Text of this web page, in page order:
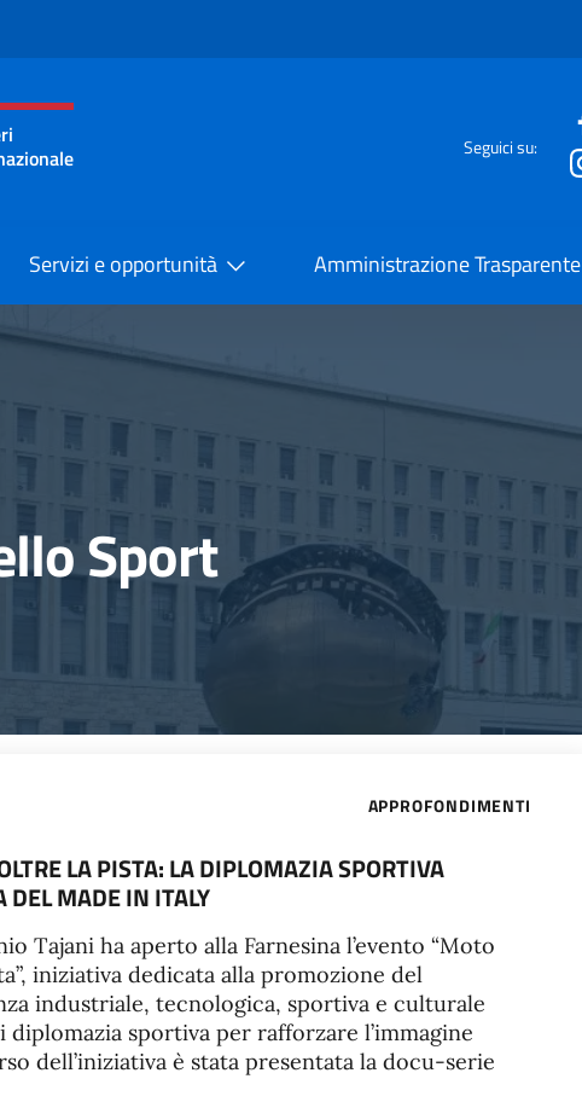
e menù
Seguici su:
Servizi e opportunità Amministrazione Trasparente
Sport
APPROFONDIMENTI
LA PISTA: LA DIPLOMAZIA SPORTIVA
DEL MADE IN ITALY
Tajani ha aperto alla Farnesina l’evento “Moto
iniziativa dedicata alla promozione del
industriale, tecnologica, sportiva e culturale
sportiva per rafforzare l’immagine
dell’iniziativa è stata presentata la docu-serie